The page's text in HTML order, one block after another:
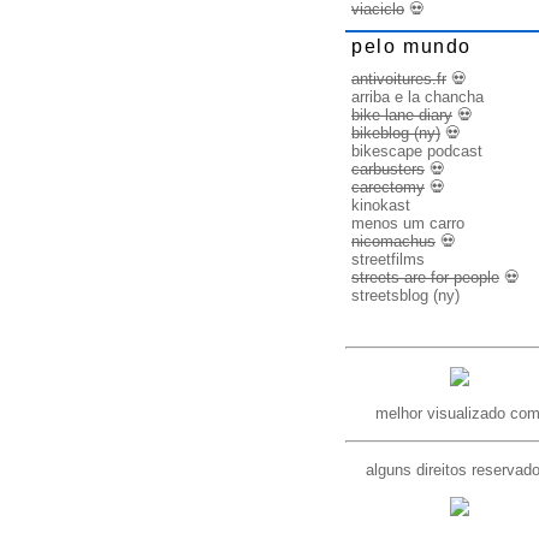
viaciclo 💀
pelo mundo
antivoitures.fr 💀
arriba e la chancha
bike lane diary 💀
bikeblog (ny) 💀
bikescape podcast
carbusters 💀
carectomy 💀
kinokast
menos um carro
nicomachus 💀
streetfilms
streets are for people 💀
streetsblog (ny)
melhor visualizado
alguns direitos